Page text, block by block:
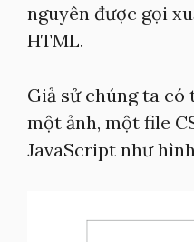
nguyên được gọi
HTML.
Giả sử chúng ta có
một ảnh, một file
JavaScript như